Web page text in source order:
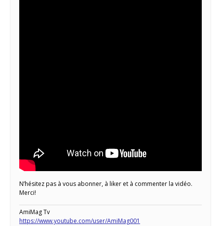
N’hésitez pas à vous abonner, à liker et à commenter la vidéo.
Merci!
AmiMag Tv
https://www.youtube.com/user/AmiMag001